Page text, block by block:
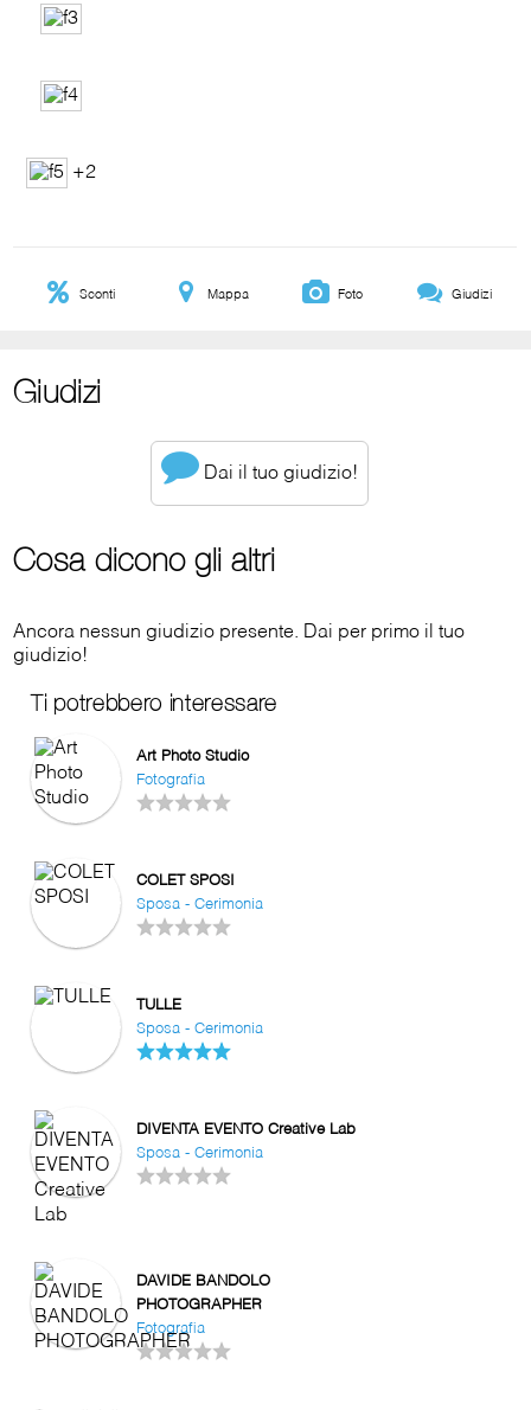
+2
Sconti Mappa Foto Giudizi
Giudizi
Dai il tuo giudizio!
Cosa dicono gli altri
Ancora nessun giudizio presente. Dai per primo il tuo
giudizio!
Ti potrebbero interessare
Art Photo Studio
Fotografia
COLET SPOSI
Sposa - Cerimonia
TULLE
Sposa - Cerimonia
DIVENTA EVENTO Creative Lab
Sposa - Cerimonia
DAVIDE BANDOLO
PHOTOGRAPHER
Fotografia